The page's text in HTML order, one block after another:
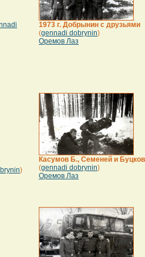
1973 г. Добрынин с друзьями
(gennadi dobrynin)
Оремов Лаз
)
Касумов Б., Семеней и Буцков
(gennadi dobrynin)
Оремов Лаз